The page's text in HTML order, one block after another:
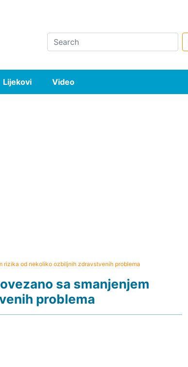
Search
Lijekovi Video
rizika od nekoliko ozbiljnih zdravstvenih problema
sa smanjenjem
problema